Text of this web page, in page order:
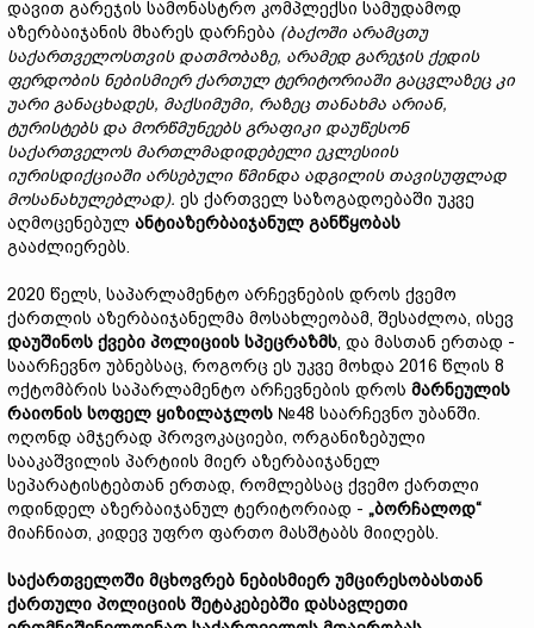
დავით გარეჯის სამონასტრო კომპლექსი სამუდამოდ
აზერბაიჯანის მხარეს დარჩება (ბაქოში არამცთუ
საქართველოსთვის დათმობაზე, არამედ გარეჯის ქედის
ფერდობის ნებისმიერ ქართულ ტერიტორიაში გაცვლაზეც კი
უარი განაცხადეს, მაქსიმუმი, რაზეც თანახმა არიან,
ტურისტებს და მორწმუნეებს გრაფიკი დაუწესონ
საქართველოს მართლმადიდებელი ეკლესიის
იურისდიქციაში არსებული წმინდა ადგილის თავისუფლად
მოსანახულებლად). ეს ქართველ საზოგადოებაში უკვე
აღმოცენებულ ანტიაზერბაიჯანულ განწყობას
გააძლიერებს.
2020 წელს, საპარლამენტო არჩევნების დროს ქვემო
ქართლის აზერბაიჯანელმა მოსახლეობამ, შესაძლოა, ისევ
დაუშინოს ქვები პოლიციის სპეცრაზმს, და მასთან ერთად -
საარჩევნო უბნებსაც, როგორც ეს უკვე მოხდა 2016 წლის 8
ოქტომბრის საპარლამენტო არჩევნების დროს მარნეულის
რაიონის სოფელ ყიზილაჯლოს №48 საარჩევნო უბანში.
ოღონდ ამჯერად პროვოკაციები, ორგანიზებული
სააკაშვილის პარტიის მიერ აზერბაიჯანელ
სეპარატისტებთან ერთად, რომლებსაც ქვემო ქართლი
ოდინდელ აზერბაიჯანულ ტერიტორიად - „ბორჩალოდ“
მიაჩნიათ, კიდევ უფრო ფართო მასშტაბს მიიღებს.
საქართველოში მცხოვრებ ნებისმიერ უმცირესობასთან
ქართული პოლიციის შეტაკებებში დასავლეთი